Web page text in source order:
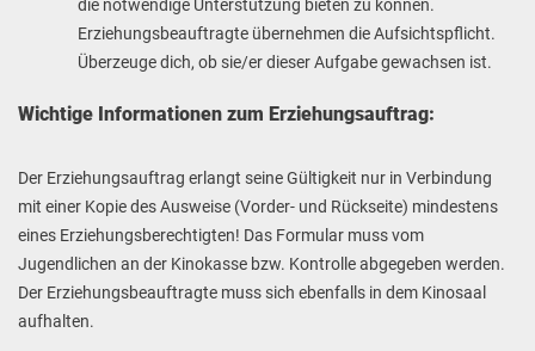
die notwendige Unterstützung bieten zu können.
Erziehungsbeauftragte übernehmen die Aufsichtspflicht.
Überzeuge dich, ob sie/er dieser Aufgabe gewachsen ist.
Wichtige Informationen zum Erziehungsauftrag:
Der Erziehungsauftrag erlangt seine Gültigkeit nur in Verbindung
mit einer Kopie des Ausweise (Vorder- und Rückseite) mindestens
eines Erziehungsberechtigten! Das Formular muss vom
Jugendlichen an der Kinokasse bzw. Kontrolle abgegeben werden.
Der Erziehungsbeauftragte muss sich ebenfalls in dem Kinosaal
aufhalten.